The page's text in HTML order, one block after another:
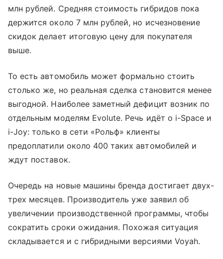
млн рублей. Средняя стоимость гибридов пока
держится около 7 млн рублей, но исчезновение
скидок делает итоговую цену для покупателя
выше.
То есть автомобиль может формально стоить
столько же, но реальная сделка становится менее
выгодной. Наиболее заметный дефицит возник по
отдельным моделям Evolute. Речь идёт о i-Space и
i-Joy: только в сети «Рольф» клиенты
предоплатили около 400 таких автомобилей и
ждут поставок.
Очередь на новые машины бренда достигает двух-
трех месяцев. Производитель уже заявил об
увеличении производственной программы, чтобы
сократить сроки ожидания. Похожая ситуация
складывается и с гибридными версиями Voyah.